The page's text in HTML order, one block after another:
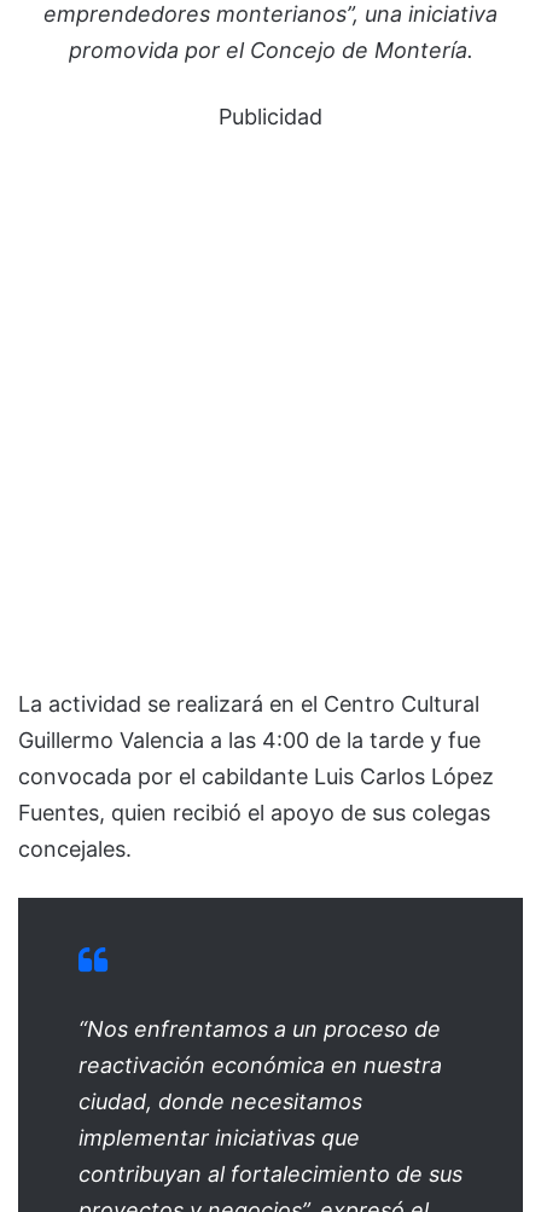
emprendedores monterianos”, una iniciativa
promovida por el Concejo de Montería.
Publicidad
La actividad se realizará en el Centro Cultural
Guillermo Valencia a las 4:00 de la tarde y fue
convocada por el cabildante Luis Carlos López
Fuentes, quien recibió el apoyo de sus colegas
concejales.
“Nos enfrentamos a un proceso de
reactivación económica en nuestra
ciudad, donde necesitamos
implementar iniciativas que
contribuyan al fortalecimiento de sus